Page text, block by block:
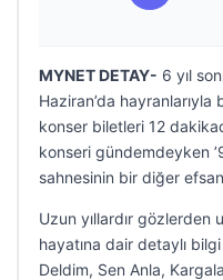
MYNET DETAY- 6 yıl
Haziran’da hayranlarıyla
konser biletleri 12
konseri gündemdeyken
sahnesinin bir diğer
Uzun yıllardır gözlerden
hayatına dair detaylı
Deldim, Sen Anla,